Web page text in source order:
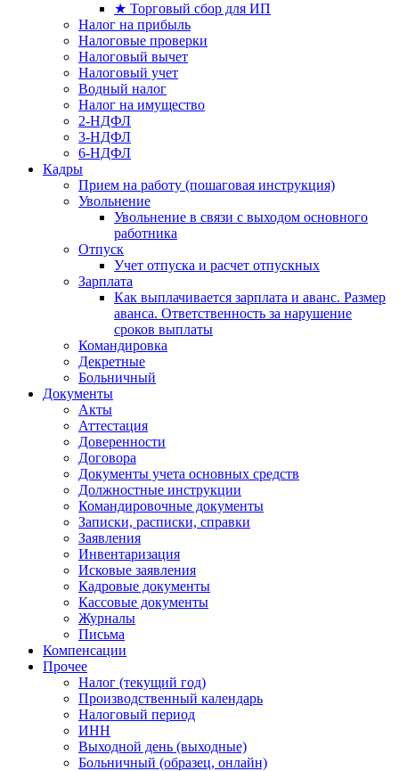
★ Торговый сбор для ИП
Налог на прибыль
Налоговые проверки
Налоговый вычет
Налоговый учет
Водный налог
Налог на имущество
2-НДФЛ
3-НДФЛ
6-НДФЛ
Кадры
Прием на работу (пошаговая инструкция)
Увольнение
Увольнение в связи с выходом основного
работника
Отпуск
Учет отпуска и расчет отпускных
Зарплата
Как выплачивается зарплата и аванс. Размер
аванса. Ответственность за нарушение
сроков выплаты
Командировка
Декретные
Больничный
Документы
Акты
Аттестация
Доверенности
Договора
Документы учета основных средств
Должностные инструкции
Командировочные документы
Записки, расписки, справки
Заявления
Инвентаризация
Исковые заявления
Кадровые документы
Кассовые документы
Журналы
Письма
Компенсации
Прочее
Налог (текущий год)
Производственный календарь
Налоговый период
ИНН
Выходной день (выходные)
Больничный (образец, онлайн)